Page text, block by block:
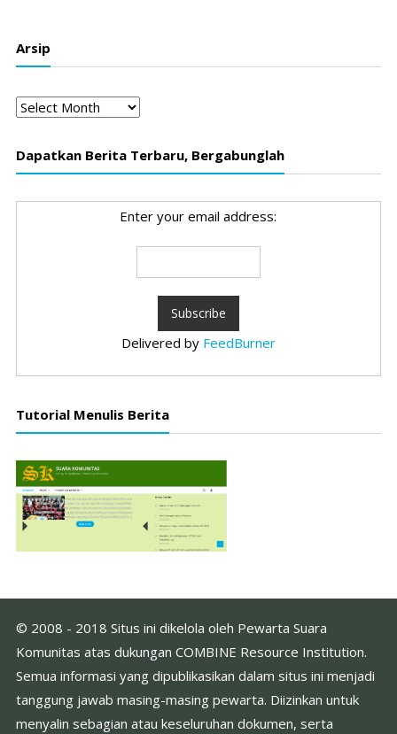
Arsip
Arsip
Dapatkan Berita Terbaru, Bergabunglah
Enter your email address:
Delivered by FeedBurner
Tutorial Menulis Berita
© 2008 - 2018 Situs ini dikelola oleh Pewarta Suara
Komunitas atas dukungan COMBINE Resource Institution.
Semua informasi yang dipublikasikan dalam situs ini menjadi
tanggung jawab masing-masing pewarta. Diizinkan untuk
menyalin sebagian atau keseluruhan dokumen, serta